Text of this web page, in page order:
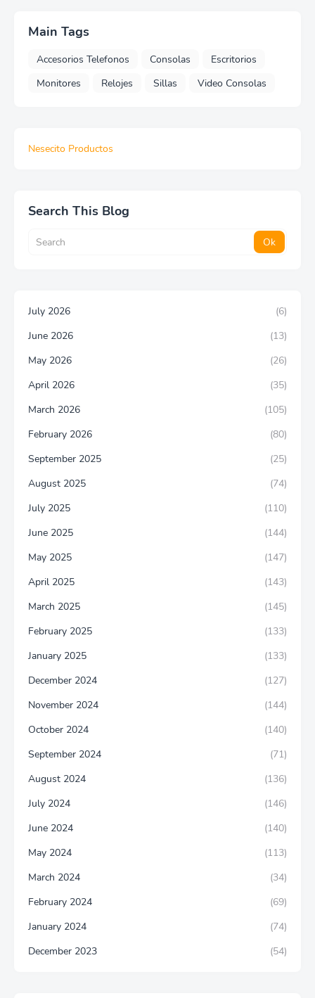
Main Tags
Accesorios Telefonos Consolas
Escritorios
Monitores
Relojes Sillas Video Consolas
Nesecito Productos
Search This Blog
July 2026
(6)
June 2026
(13)
May 2026
(26)
April 2026
(35)
March 2026
(105)
February 2026
(80)
September 2025
(25)
August 2025
(74)
July 2025
(110)
June 2025
(144)
May 2025
(147)
April 2025
(143)
March 2025
(145)
February 2025
(133)
January 2025
(133)
December 2024
(127)
November 2024
(144)
October 2024
(140)
September 2024
(71)
August 2024
(136)
July 2024
(146)
June 2024
(140)
May 2024
(113)
March 2024
(34)
February 2024
(69)
January 2024
(74)
December 2023
(54)